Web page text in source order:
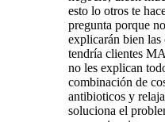
esto lo otros te
pregunta porque
explicarán bien las
tendría clientes
no les explican
combinación de
antibioticos y
soluciona el